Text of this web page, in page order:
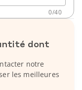
0/40
dont
notre
les meilleures